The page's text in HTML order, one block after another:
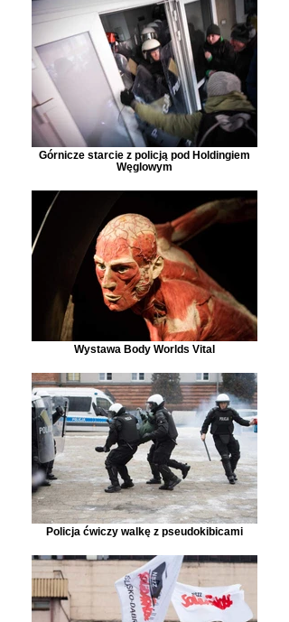
Górnicze starcie z policją pod Holdingiem
Węglowym
Wystawa Body Worlds Vital
Policja ćwiczy walkę z pseudokibicami